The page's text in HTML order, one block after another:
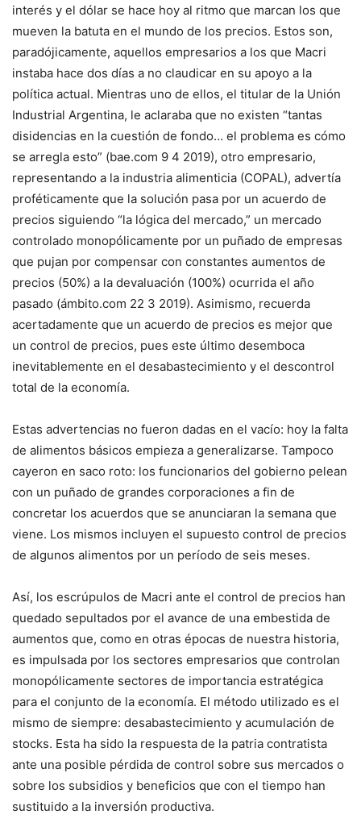
interés y el dólar se hace hoy al ritmo que marcan los que
mueven la batuta en el mundo de los precios. Estos son,
paradójicamente, aquellos empresarios a los que Macri
instaba hace dos días a no claudicar en su apoyo a la
política actual. Mientras uno de ellos, el titular de la Unión
Industrial Argentina, le aclaraba que no existen “tantas
disidencias en la cuestión de fondo… el problema es cómo
se arregla esto” (bae.com 9 4 2019), otro empresario,
representando a la industria alimenticia (COPAL), advertía
proféticamente que la solución pasa por un acuerdo de
precios siguiendo “la lógica del mercado,” un mercado
controlado monopólicamente por un puñado de empresas
que pujan por compensar con constantes aumentos de
precios (50%) a la devaluación (100%) ocurrida el año
pasado (ámbito.com 22 3 2019). Asimismo, recuerda
acertadamente que un acuerdo de precios es mejor que
un control de precios, pues este último desemboca
inevitablemente en el desabastecimiento y el descontrol
total de la economía.
Estas advertencias no fueron dadas en el vacío: hoy la falta
de alimentos básicos empieza a generalizarse. Tampoco
cayeron en saco roto: los funcionarios del gobierno pelean
con un puñado de grandes corporaciones a fin de
concretar los acuerdos que se anunciaran la semana que
viene. Los mismos incluyen el supuesto control de precios
de algunos alimentos por un período de seis meses.
Así, los escrúpulos de Macri ante el control de precios han
quedado sepultados por el avance de una embestida de
aumentos que, como en otras épocas de nuestra historia,
es impulsada por los sectores empresarios que controlan
monopólicamente sectores de importancia estratégica
para el conjunto de la economía. El método utilizado es el
mismo de siempre: desabastecimiento y acumulación de
stocks. Esta ha sido la respuesta de la patria contratista
ante una posible pérdida de control sobre sus mercados o
sobre los subsidios y beneficios que con el tiempo han
sustituido a la inversión productiva.